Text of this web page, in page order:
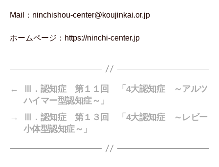
Mail：ninchishou-center@koujinkai.or.jp
ホームページ：https://ninchi-center.jp
←
Ⅲ．認知症 第１１回 「4大認知症 ～アルツ
ハイマー型認知症～」
→
Ⅲ．認知症 第１３回 「4大認知症 ～レビー
小体型認知症～」